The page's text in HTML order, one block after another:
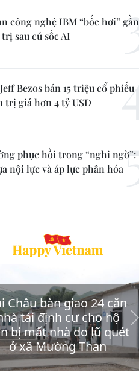
công nghệ IBM “bốc hơi” gần
trị sau cú sốc AI
Bezos bán 15 triệu cổ phiếu
trị giá hơn 4 tỷ USD
phục hồi trong “nghi ngờ”:
nội lực và áp lực phân hóa